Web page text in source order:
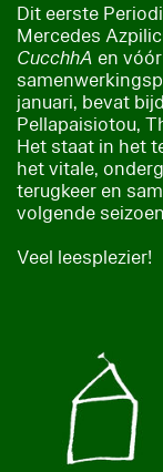
Dit eerste
Mercedes
CucchhA en
januari, bevat
Pellapaisiotou,
Het staat in het
het vitale,
terugkeer en
volgende
Veel leesplezier!